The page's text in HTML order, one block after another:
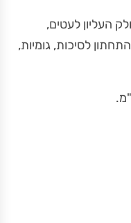
העליון לעטים,
לסיכות, גומיות,